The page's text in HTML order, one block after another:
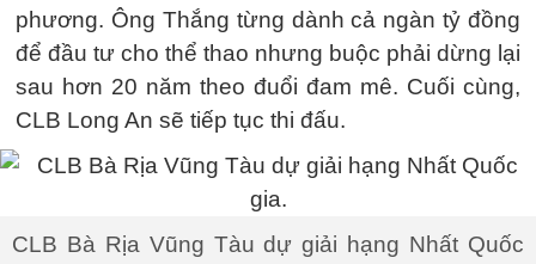
phương. Ông Thắng từng dành cả ngàn tỷ đồng
để đầu tư cho thể thao nhưng buộc phải dừng lại
sau hơn 20 năm theo đuổi đam mê. Cuối cùng,
CLB Long An sẽ tiếp tục thi đấu.
CLB Bà Rịa Vũng Tàu dự giải hạng Nhất Quốc